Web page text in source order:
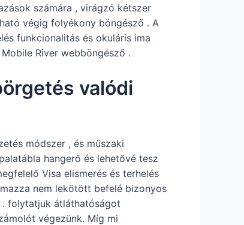
számára , virágzó kétszer
végig folyékony böngésző . A
funkcionalitás és okuláris ima
River webböngésző .
valódi
módszer , és műszaki
hangerő és lehetővé tesz
Visa elismerés és terhelés
nem lekötött befelé bizonyos
folytatjuk átláthatóságot
végezünk. Míg mi